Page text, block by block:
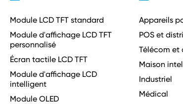
Module LCD TFT standard
Module d'affichage LCD TFT
personnalisé
Écran tactile LCD TFT
Module d'affichage LCD
intelligent
Module OLED
Appareils
POS et
Télécom et
Maison
Industriel
Médical